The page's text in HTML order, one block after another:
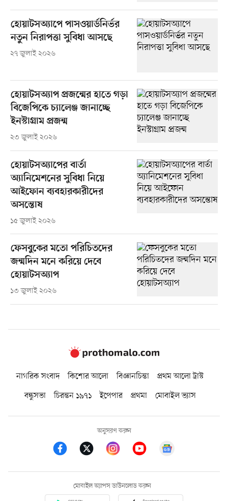
হোয়াটসঅ্যাপে পাসওয়ার্ডনির্ভর
নতুন নিরাপত্তা সুবিধা আসছে
২৭ জুলাই ২০২৬
হোয়াটসঅ্যাপ প্রজন্মের হাতে গড়া
বিজেপিকে চ্যালেঞ্জ জানাচ্ছে
ইনস্টাগ্রাম প্রজন্ম
২৩ জুলাই ২০২৬
হোয়াটসঅ্যাপের বার্তা
অ্যানিমেশনের সুবিধা নিয়ে
আইফোন ব্যবহারকারীদের
অসন্তোষ
১৫ জুলাই ২০২৬
ফেসবুকের মতো পরিচিতদের
জন্মদিন মনে করিয়ে দেবে
হোয়াটসঅ্যাপ
১৩ জুলাই ২০২৬
নাগরিক সংবাদ কিশোর আলো বিজ্ঞানচিন্তা
প্রথম আলো ট্রাস্ট
বন্ধুসভা
চিরন্তন ১৯৭১ ইপেপার প্রথমা মোবাইল ভ্যাস
অনুসরণ করুন
মোবাইল অ্যাপস ডাউনলোড করুন